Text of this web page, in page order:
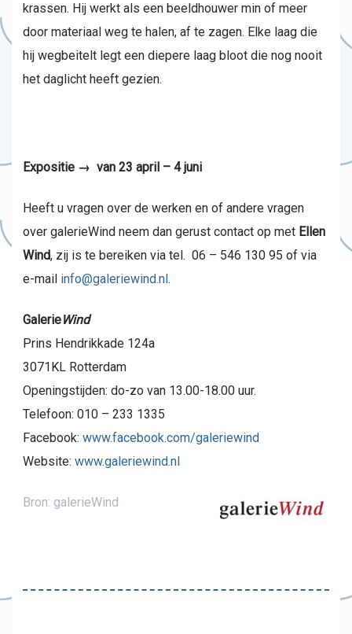
krassen. Hij werkt als een beeldhouwer min of meer
door materiaal weg te halen, af te zagen. Elke laag die
hij wegbeitelt legt een diepere laag bloot die nog nooit
het daglicht heeft gezien.
Expositie → van 23 april – 4 juni
Heeft u vragen over de werken en of andere vragen
over galerieWind neem dan gerust contact op met Ellen
Wind, zij is te bereiken via tel. 06 – 546 130 95 of via
e-mail info@galeriewind.nl.
GalerieWind
Prins Hendrikkade 124a
3071KL Rotterdam
Openingstijden: do-zo van 13.00-18.00 uur.
Telefoon: 010 – 233 1335
Facebook: www.facebook.com/galeriewind
Website: www.galeriewind.nl
Bron: galerieWind